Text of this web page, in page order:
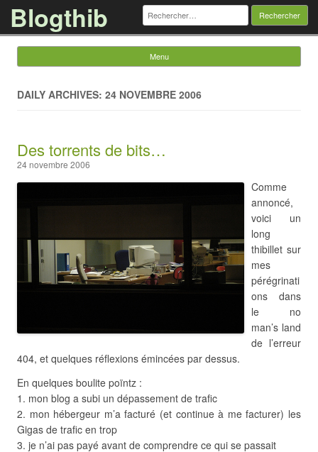
Blogthib Rechercher :
Menu
DAILY ARCHIVES: 24 NOVEMBRE 2006
Des torrents de bits…
24 novembre 2006
Comme
annoncé,
voici un
long
thibillet sur
mes
pérégrinati
ons dans
le no
man’s land
de l’erreur
404, et quelques réflexions émincées par dessus.
En quelques boulite poïntz :
1. mon blog a subi un dépassement de trafic
2. mon hébergeur m’a facturé (et continue à me facturer) les
Gigas de trafic en trop
3. je n’ai pas payé avant de comprendre ce qui se passait